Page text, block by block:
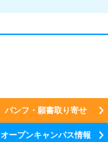
パンフ・願書取り寄せ
オープンキャンパス情報